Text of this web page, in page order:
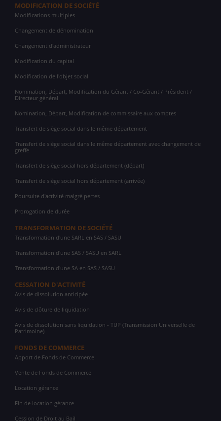
MODIFICATION DE SOCIÉTÉ
Modifications multiples
Changement de dénomination
Changement d'administrateur
Modification du capital
Modification de l'objet social
Nomination, Départ, Modification du Gérant / Co-Gérant / Président /
Directeur général
Nomination, Départ, Modification de commissaire aux comptes
Transfert de siège social dans le même département
Transfert de siège social dans le même département avec changement de
greffe
Transfert de siège social hors département (départ)
Transfert de siège social hors département (arrivée)
Poursuite d'activité malgré pertes
Prorogation de durée
TRANSFORMATION DE SOCIÉTÉ
Transformation d'une SARL en SAS / SASU
Transformation d'une SAS / SASU en SARL
Transformation d'une SA en SAS / SASU
CESSATION D'ACTIVITÉ
Avis de dissolution anticipée
Avis de clôture de liquidation
Avis de dissolution sans liquidation - TUP (Transmission Universelle de
Patrimoine)
FONDS DE COMMERCE
Apport de Fonds de Commerce
Vente de Fonds de Commerce
Location gérance
Fin de location gérance
Cession de Droit au Bail